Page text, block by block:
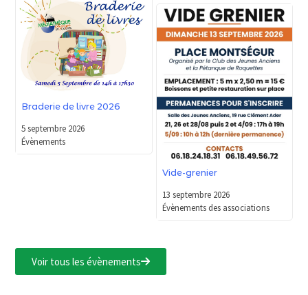
Braderie de livre 2026
5 septembre 2026
Évènements
Vide-grenier
13 septembre 2026
Évènements des associations
Voir tous les évènements